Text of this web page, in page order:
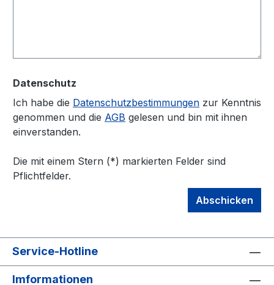
Datenschutz
Ich habe die Datenschutzbestimmungen zur Kenntnis
genommen und die AGB gelesen und bin mit ihnen
einverstanden.
Die mit einem Stern (*) markierten Felder sind
Pflichtfelder.
Abschicken
Service-Hotline
Imformationen